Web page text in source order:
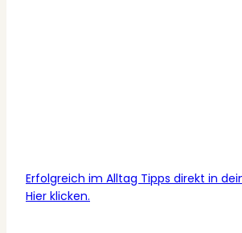
Erfolgreich im Alltag Tipps direkt in
Hier klicken.